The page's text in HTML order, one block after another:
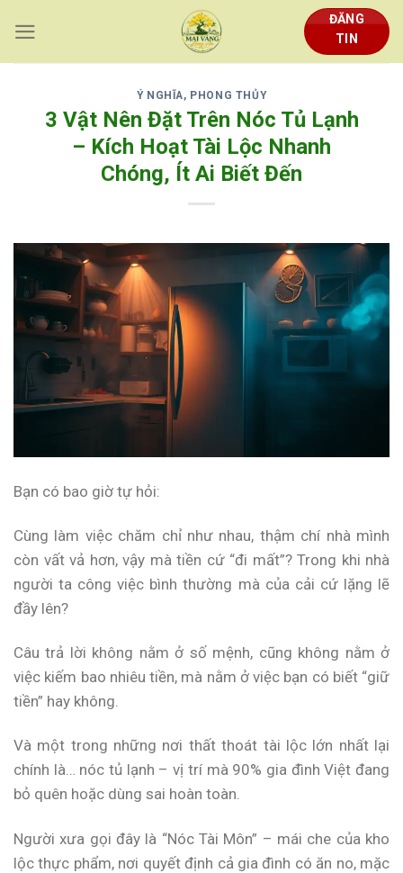
content
ĐĂNG
TIN
Ý NGHĨA, PHONG THỦY
3 Vật Nên Đặt Trên Nóc Tủ Lạnh
– Kích Hoạt Tài Lộc Nhanh
Chóng, Ít Ai Biết Đến
Bạn có bao giờ tự hỏi:
Cùng làm việc chăm chỉ như nhau, thậm chí nhà mình
còn vất vả hơn, vậy mà tiền cứ “đi mất”? Trong khi nhà
người ta công việc bình thường mà của cải cứ lặng lẽ
đầy lên?
Câu trả lời không nằm ở số mệnh, cũng không nằm ở
việc kiếm bao nhiêu tiền, mà nằm ở việc bạn có biết “giữ
tiền” hay không.
Và một trong những nơi thất thoát tài lộc lớn nhất lại
chính là… nóc tủ lạnh – vị trí mà 90% gia đình Việt đang
bỏ quên hoặc dùng sai hoàn toàn.
Người xưa gọi đây là “Nóc Tài Môn” – mái che của kho
lộc thực phẩm, nơi quyết định cả gia đình có ăn no, mặc